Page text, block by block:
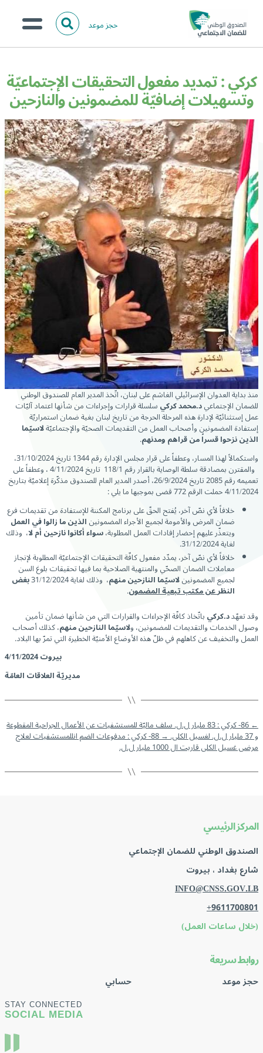
حجز موعد ا
ل
ث
الخدمات الالكترونية
المركز الإعلامي
تواصل معنا
البحث
كركي : تمديد مفعول التحقيقات الإجتماعيّة
وتسهيلات إضافيّة للمضمونين والنازحين
منذ بداية العدوان الإسرائيلي الغاشم على لبنان، اتّخذ المدير العام للصندوق الوطني
للضمان الإجتماعيد.محمد كركيسلسلة قرارات وإجراءات من شأنها اعتماد آليّات
عمل إستثنائيّة لإدارة هذه المرحلة الحرجة من تاريخ لبنان بغية ضمان استمراريّة
إستفادة المضمونين وأصحاب العمل من التقديمات الصحيّة والإجتماعيّةلاسيّما
الذين نزحوا قسراً من قراهم ومدنهم.
واستكمالاً لهذا المسار، وعطفاً على قرار مجلس الإدارة رقم 1344 تاريخ 31/10/2024،
والمقترن بمصادقة سلطة الوصاية بالقرار رقم 118/1 تاریخ 4/11/2024 ، وعطفاً على
تعميمه رقم 2085 تاريخ 26/9/2024، أصدر المدير العام للصندوق مذكّرة إعلاميّة بتاريخ
4/11/2024 حملت الرقم 772 قضى بموجبها ما يلي :
خلافاً لأي نصّ آخر، يُفتح الحقّ على برنامج المكننة للإستفادة من تقديمات فرع
ضمان المرض والأمومة لجميع الأجراء المضمونينالذين ما زالوا في العمل
ويتعذّر عليهم إحضار إفادات العمل المطلوبة،سواء أكانوا نازحين أم لا، وذلك
لغاية 31/12/2024.
خلافاً لأي نصّ آخر، يمدّد مفعول كافّة التحقيقات الإجتماعيّة المطلوبة لإنجاز
معاملات الضمان الصحّي والمنتهية الصلاحية بما فيها تحقيقات بلوغ السن
لجميع المضمونينلاسيّما النازحين منهم، وذلك لغاية 31/12/2024 بغض
النظرعن مكتب تبعية المضمون.
وقد تعهّدد.كركيباتّخاذ كافّة الإجراءات والقرارات التي من شأنها ضمان تأمين
وصول الخدمات والتقديمات للمضمونين، ولاسيّما النازحين منهم، كذلك أصحاب
العمل والتخفيف عن كاهلهم في ظلّ هذه الأوضاع الأمنيّة الخطيرة التي تمرّ بها البلاد.
بيروت 4/11/2024
مديريّة العلاقات العامّة
← 86- كركي : 83 مليار ل.ل. سلف ماليّة للمستشفيات عن الأعمال الجراحية المقطوعة
و 37 مليار ل.ل. لغسيل الكلى. → 88- كركي : مدفوعات الضم انللمستشفيات لعلاج
مرضى غسيل الكلى قاربت ال 1000 مليار ل.ل.
المركز الرئيسي
الصندوق الوطني للضمان الإجتماعي
شارع بغداد ، بيروت
INFO@CNSS.GOV.LB
+9611700801
(خلال ساعات العمل)
روابط سريعة
حجز موعد حسابي
STAY CONNECTED
SOCIAL MEDIA